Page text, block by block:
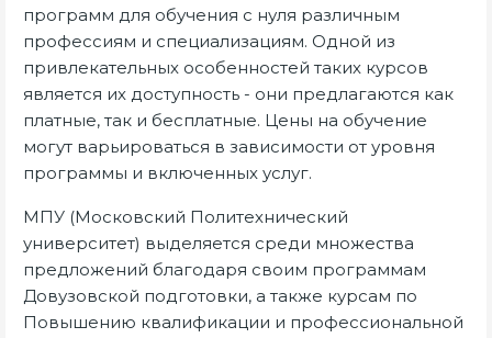
программ для обучения с нуля различным
профессиям и специализациям. Одной из
привлекательных особенностей таких курсов
является их доступность - они предлагаются как
платные, так и бесплатные. Цены на обучение
могут варьироваться в зависимости от уровня
программы и включенных услуг.
МПУ (Московский Политехнический
университет) выделяется среди множества
предложений благодаря своим программам
Довузовской подготовки, а также курсам по
Повышению квалификации и профессиональной